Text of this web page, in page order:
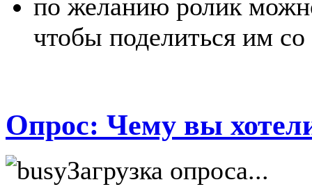
по желанию ролик
чтобы поделиться им
Опрос: Чему вы
Загрузка опроса...